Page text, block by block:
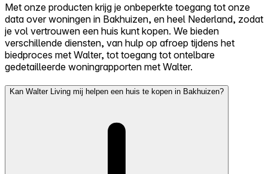
Met onze producten krijg je onbeperkte toegang tot onze
data over woningen in Bakhuizen, en heel Nederland, zodat
je vol vertrouwen een huis kunt kopen. We bieden
verschillende diensten, van hulp op afroep tijdens het
biedproces met Walter, tot toegang tot ontelbare
gedetailleerde woningrapporten met Walter.
Kan Walter Living mij helpen een huis te kopen in Bakhuizen?